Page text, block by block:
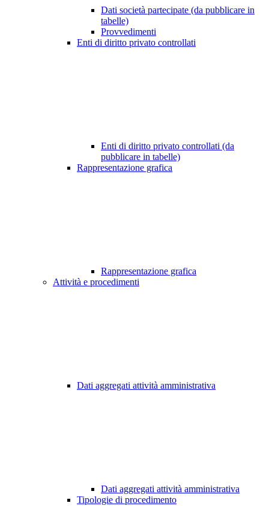
Dati società partecipate (da pubblicare in
tabelle)
Provvedimenti
Enti di diritto privato controllati
Enti di diritto privato controllati (da
pubblicare in tabelle)
Rappresentazione grafica
Rappresentazione grafica
Attività e procedimenti
Dati aggregati attività amministrativa
Dati aggregati attività amministrativa
Tipologie di procedimento